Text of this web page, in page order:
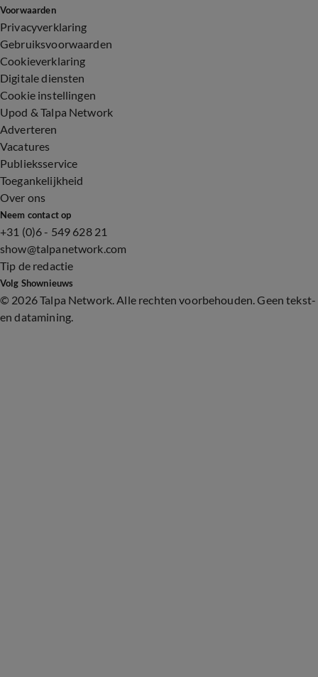
Voorwaarden
Privacyverklaring
Gebruiksvoorwaarden
Cookieverklaring
Digitale diensten
Cookie instellingen
Upod & Talpa Network
Adverteren
Vacatures
Publieksservice
Toegankelijkheid
Over ons
Neem contact op
+31 (0)6 - 549 628 21
show@talpanetwork.com
Tip de redactie
Volg Shownieuws
© 2026 Talpa Network. Alle rechten voorbehouden. Geen tekst-
en datamining.